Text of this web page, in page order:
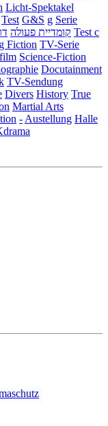
Licht-Spektakel
Test G&S g Serie
קומדיית פעולה Test c
Fiction TV-Serie
Science-Fiction
Docutainment
TV-Sendung
Divers History True
Martial Arts
- Austellung Halle